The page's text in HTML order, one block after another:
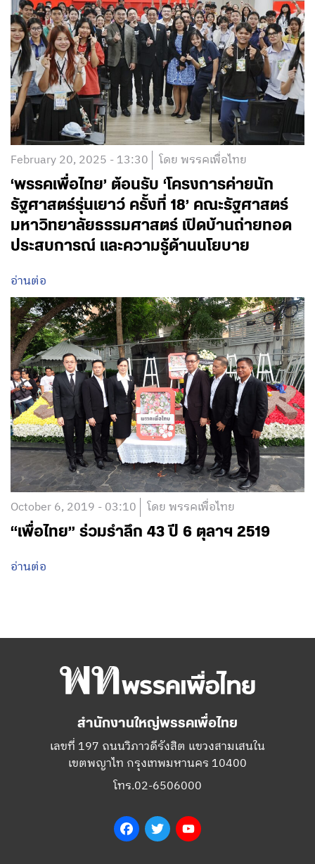
February 20, 2025 - 13:30 โดย พรรคเพื่อไทย
‘พรรคเพื่อไทย’ ต้อนรับ ‘โครงการค่ายนัก
รัฐศาสตร์รุ่นเยาว์ ครั้งที่ 18’ คณะรัฐศาสตร์
มหาวิทยาลัยธรรมศาสตร์ เปิดบ้านถ่ายทอด
ประสบการณ์ และความรู้ด้านนโยบาย
อ่านต่อ
October 6, 2019 - 03:10 โดย พรรคเพื่อไทย
“เพื่อไทย” ร่วมรำลึก 43 ปี 6 ตุลาฯ 2519
อ่านต่อ
สำนักงานใหญ่พรรคเพื่อไทย
เลขที่ 197 ถนนวิภาวดีรังสิต แขวงสามเสนใน
เขตพญาไท กรุงเทพมหานคร 10400
โทร.02-6506000
FacebookTwitter